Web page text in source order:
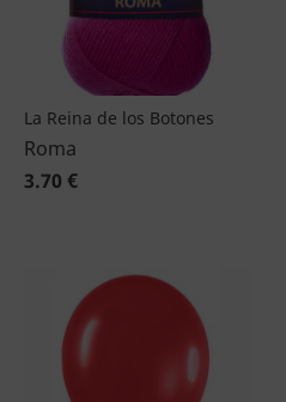
La Reina de los Botones
Roma
3.70 €